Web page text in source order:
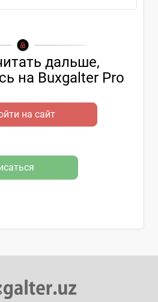
дальше,
на Buxgalter Pro
на сайт